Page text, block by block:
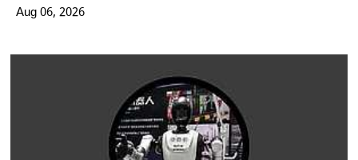
Aug 06, 2026